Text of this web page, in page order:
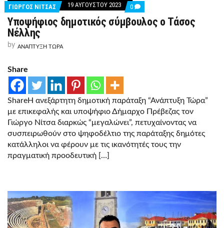
ΓΙΩΡΓΟΣ ΝΙΤΣΑΣ 19 ΑΥΓΟΎΣΤΟΥ 2023 0 COMMENTS
ON
ΥΠΟΨΉΦΙΟΣ
ΔΗΜΟΤΙΚΌΣ
Υποψήφιος δημοτικός σύμβουλος ο Τάσος
Νέλλης
by ΑΝΑΠΤΥΞΗ ΤΩΡΑ
Share
ShareΗ ανεξάρτητη δημοτική παράταξη “Ανάπτυξη Τώρα”
με επικεφαλής και υποψήφιο Δήμαρχο Πρέβεζας τον
Γιώργο Νίτσα διαρκώς “μεγαλώνει”, πετυχαίνοντας να
συσπειρωθούν στο ψηφοδέλτιο της παράταξης δημότες
κατάλληλοι να φέρουν με τις ικανότητές τους την
πραγματική προοδευτική […]